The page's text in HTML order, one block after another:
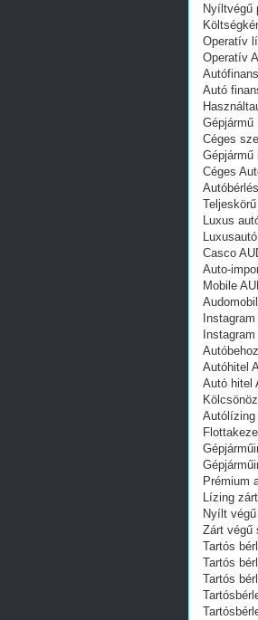
Nyíltvégű
Operatív
Operatív
Autó
Gépjármű
Céges
Gépjármű
Céges
Luxus
Casco
Auto-
Mobile
Autóhitel
Autó hitel
Autólízing
Prémium
Lízing
Nyílt
Zárt végű
Tartós
Tartós
Tartós